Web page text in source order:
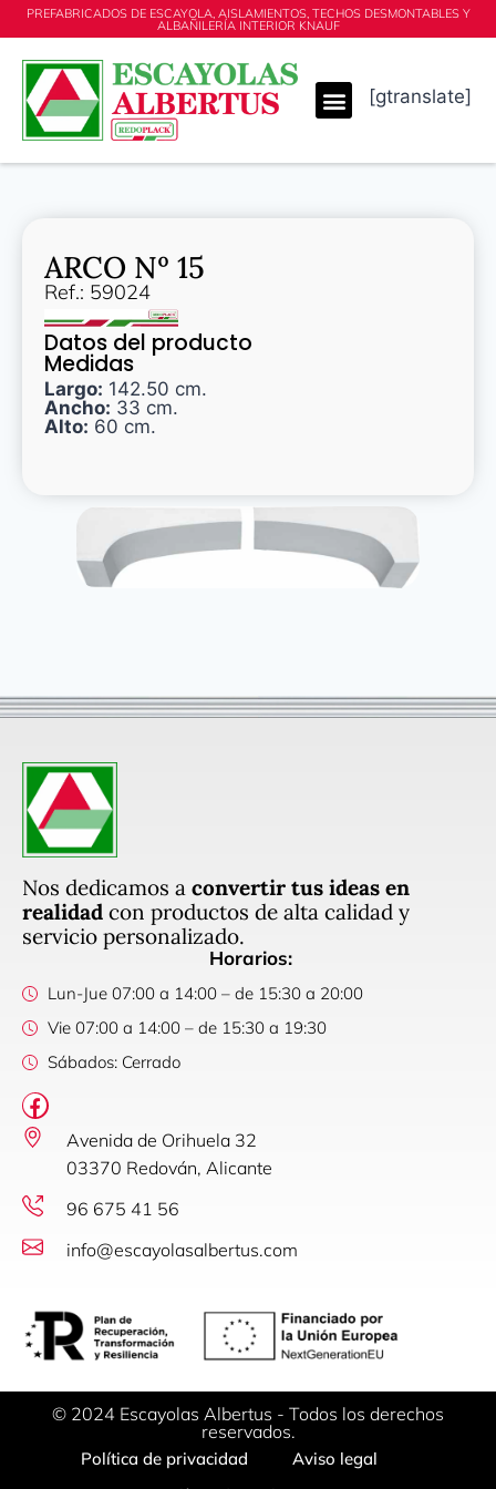
PREFABRICADOS DE ESCAYOLA, AISLAMIENTOS, TECHOS DESMONTABLES Y
ALBAÑILERÍA INTERIOR KNAUF
[gtranslate]
ARCO Nº 15
Ref.: 59024
Datos del producto
Medidas
Largo: 142.50 cm.
Ancho: 33 cm.
Alto: 60 cm.
Nos dedicamos a convertir tus ideas en
realidad con productos de alta calidad y
servicio personalizado.
Horarios:
Lun-Jue 07:00 a 14:00 – de 15:30 a 20:00
Vie 07:00 a 14:00 – de 15:30 a 19:30
Sábados: Cerrado
Avenida de Orihuela 32
03370 Redován, Alicante
96 675 41 56
info@escayolasalbertus.com
© 2024 Escayolas Albertus - Todos los derechos
reservados.
Política de privacidad
Aviso legal